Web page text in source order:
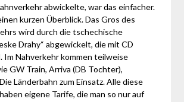
abwickelte, war das einfacher.
kurzen Überblick. Das Gros des
wird durch die tschechische
Drahy“ abgewickelt, die mit CD
Im Nahverkehr kommen teilweise
GW Train, Arriva (DB Tochter),
Länderbahn zum Einsatz. Alle diese
eigene Tarife, die man so nur auf